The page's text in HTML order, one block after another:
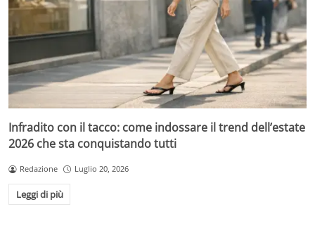
Infradito con il tacco: come indossare il trend dell’estate
2026 che sta conquistando tutti
Redazione Luglio 20, 2026
Leggi di più